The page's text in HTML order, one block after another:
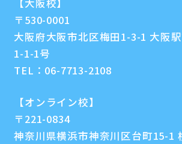
【大阪校】
〒530-0001
大阪府大阪市北区梅田1-3-1 大阪
1-1-1号
TEL： 06-7713-2108
【オンライン校】
〒221-0834
神奈川県横浜市神奈川区台町15-1